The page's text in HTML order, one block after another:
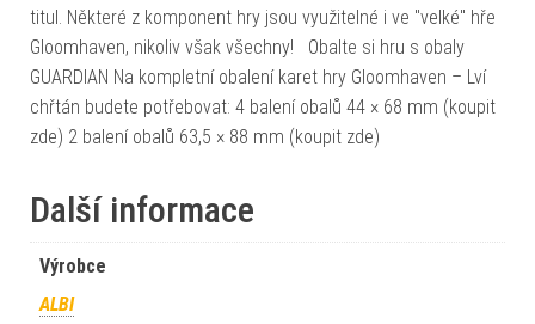
titul. Některé z komponent hry jsou využitelné i ve "velké" hře
Gloomhaven, nikoliv však všechny! Obalte si hru s obaly
GUARDIAN Na kompletní obalení karet hry Gloomhaven – Lví
chřtán budete potřebovat: 4 balení obalů 44 × 68 mm (koupit
zde) 2 balení obalů 63,5 × 88 mm (koupit zde)
Další informace
Výrobce
ALBI